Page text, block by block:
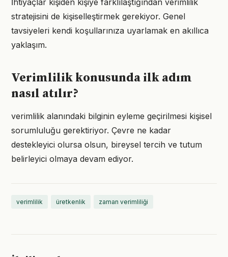
İhtiyaçlar kişiden kişiye farklılaştığından verimlilik
stratejisini de kişiselleştirmek gerekiyor. Genel
tavsiyeleri kendi koşullarınıza uyarlamak en akıllıca
yaklaşım.
Verimlilik konusunda ilk adım
nasıl atılır?
verimlilik alanındaki bilginin eyleme geçirilmesi kişisel
sorumluluğu gerektiriyor. Çevre ne kadar
destekleyici olursa olsun, bireysel tercih ve tutum
belirleyici olmaya devam ediyor.
verimlilik üretkenlik zaman verimliliği